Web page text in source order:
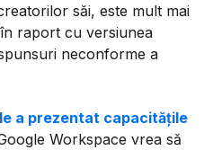
săi, este mult mai
raport cu versiunea
neconforme a
a prezentat capacitățile
Workspace vrea să